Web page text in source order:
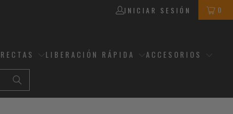
INICIAR SESIÓN 0
LIBERACIÓN RÁPIDA ACCESORIOS